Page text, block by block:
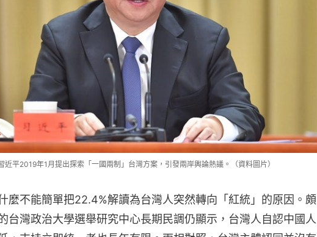
近平2019年1月提出探索「一國兩制」台灣方案，引發兩岸輿論熱議。（資料圖片）
麼不能簡單把22.4%解讀為台灣人突然轉向「紅統」的原因。頗
台灣政治大學選舉研究中心長期民調仍顯示，台灣人自認中國人